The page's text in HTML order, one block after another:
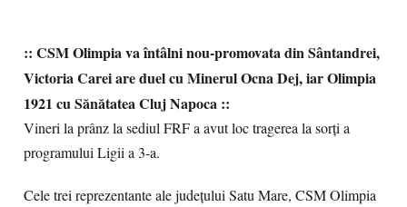
:: CSM Olimpia va întâlni nou-promovata din Sântandrei,
Victoria Carei are duelcu Minerul Ocna Dej, iar Olimpia
1921 cu Sănătatea Cluj Napoca ::
Vineri la prânz la sediul FRF a avut loc tragerea la sorți a
programului Ligii a 3-a.
Cele trei reprezentante ale județului Satu Mare, CSM Olimpia